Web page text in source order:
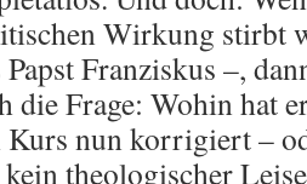
Wirkung stirbt
Franziskus –,
die Frage: Wohin hat
nun korrigiert –
theologischer